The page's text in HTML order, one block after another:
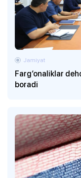
Farg‘onaliklar
boradi
Jamiyat